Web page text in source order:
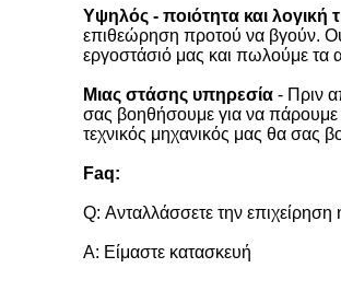
Υψηλός - ποιότητα και λογική
επιθεώρηση προτού να βγούν.
εργοστάσιό μας και πωλούμε τα
Μιας στάσης υπηρεσία - Πριν
σας βοηθήσουμε για να πάρουμε
τεχνικός μηχανικός μας θα σας
Faq:
Q: Ανταλλάσσετε την επιχείρηση
Α: Είμαστε κατασκευή